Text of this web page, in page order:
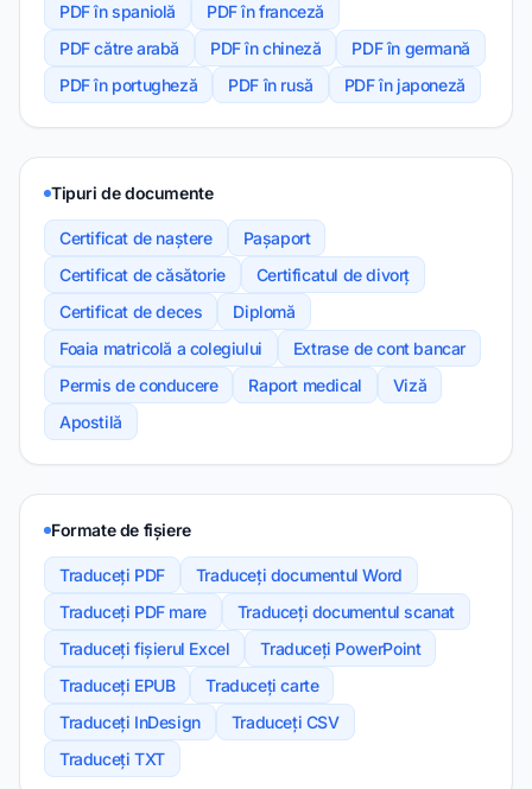
PDF în spaniolă
PDF în franceză
PDF către arabă
PDF în chineză
PDF în germană
PDF în portugheză
PDF în rusă PDF în japoneză
Tipuri de documente
Certificat de naștere
Pașaport
Certificat de căsătorie
Certificatul de divorț
Certificat de deces
Diplomă
Foaia matricolă a colegiului
Extrase de cont bancar
Permis de conducere
Raport medical
Viză
Apostilă
Formate de fișiere
Traduceți PDF
Traduceți documentul Word
Traduceți PDF mare
Traduceți documentul scanat
Traduceți fișierul Excel
Traduceți PowerPoint
Traduceți EPUB
Traduceți carte
Traduceți InDesign
Traduceți CSV
Traduceți TXT